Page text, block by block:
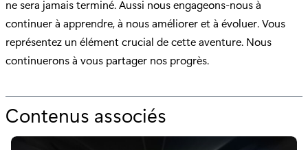
ne sera jamais terminé. Aussi nous engageons-nous à
continuer à apprendre, à nous améliorer et à évoluer. Vous
représentez un élément crucial de cette aventure. Nous
continuerons à vous partager nos progrès.
Contenus associés
o